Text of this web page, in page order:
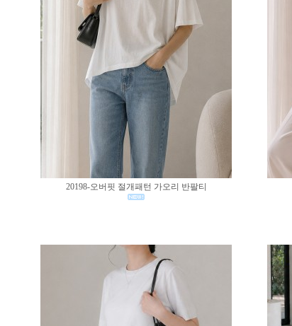
20198-오버핏 절개패턴 가오리 반팔티